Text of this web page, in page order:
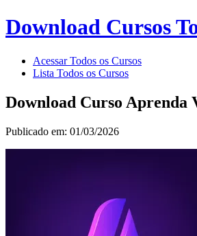
Download Cursos
Acessar Todos os Cursos
Lista Todos os Cursos
Download Curso Aprenda
Publicado em: 01/03/2026